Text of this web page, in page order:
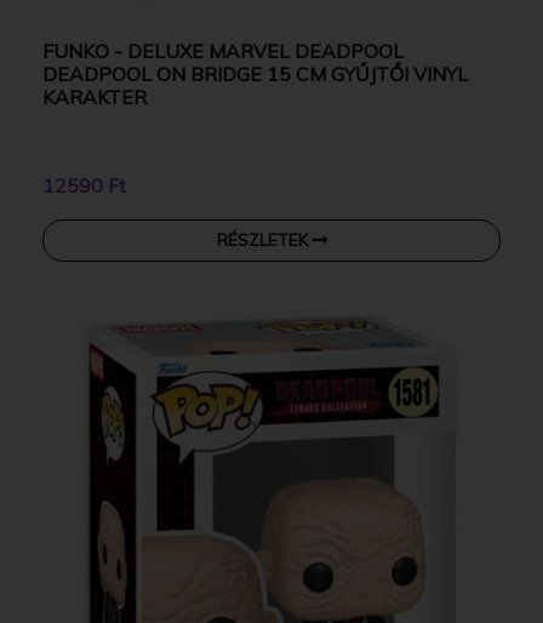
FUNKO - DELUXE MARVEL DEADPOOL
DEADPOOL ON BRIDGE 15 CM GYŰJTŐI VINYL
KARAKTER
12590 Ft
RÉSZLETEK